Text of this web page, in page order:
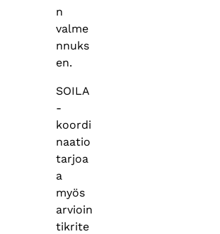
n
valme
nnuks
en.
SOILA
-
koordi
naatio
tarjoa
a
myös
arvioin
tikrite